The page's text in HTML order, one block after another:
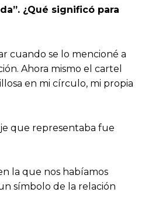
¿Qué significó para
cuando se lo mencioné a
Ahora mismo el cartel
en mi círculo, mi propia
que representaba fue
la que nos habíamos
símbolo de la relación